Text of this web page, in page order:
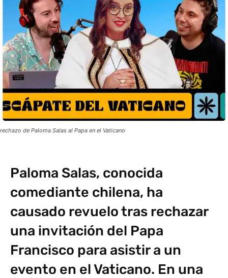
rechazo de Paloma Salas al Papa en el Vaticano
Paloma Salas, conocida
comediante chilena, ha
causado revuelo tras rechazar
una invitación del Papa
Francisco para asistir a un
evento en el Vaticano. En una